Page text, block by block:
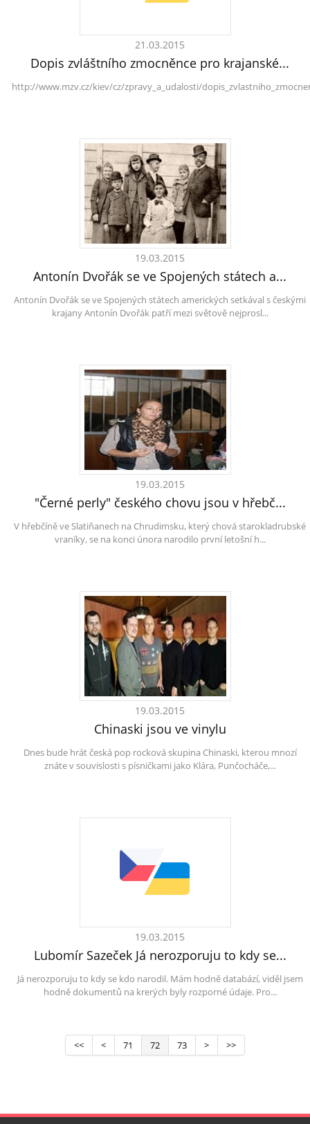
21.03.2015
Dopis zvláštního zmocněnce pro krajanské...
http://www.mzv.cz/kiev/cz/zpravy_a_udalosti/
19.03.2015
Antonín Dvořák se ve Spojených státech a...
Antonín Dvořák se ve Spojených státech amerických setkával s českými
krajany Antonín Dvořák patří mezi světově nejprosl...
19.03.2015
"Černé perly" českého chovu jsou v hřebč...
V hřebčíně ve Slatiňanech na Chrudimsku, který chová starokladrubské
vraníky, se na konci února narodilo první letošní h...
19.03.2015
Chinaski jsou ve vinylu
Dnes bude hrát česká pop rocková skupina Chinaski, kterou mnozí
znáte v souvislosti s písničkami jako Klára, Punčocháče,...
19.03.2015
Lubomír Sazeček Já nerozporuju to kdy se...
Já nerozporuju to kdy se kdo narodil. Mám hodně databází, viděl jsem
hodně dokumentů na krerých byly rozporné údaje. Pro...
<< < 71 72 73 > >>